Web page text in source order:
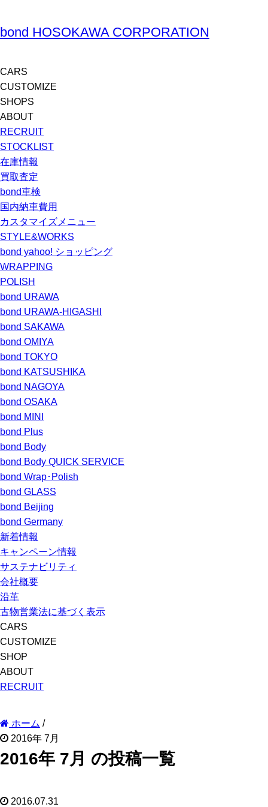
bond HOSOKAWA CORPORATION
CARS
CUSTOMIZE
SHOPS
ABOUT
RECRUIT
STOCKLIST
在庫情報
買取査定
bond車検
国内納車費用
カスタマイズメニュー
STYLE&WORKS
bond yahoo! ショッピング
WRAPPING
POLISH
bond URAWA
bond URAWA-HIGASHI
bond SAKAWA
bond OMIYA
bond TOKYO
bond KATSUSHIKA
bond NAGOYA
bond OSAKA
bond MINI
bond Plus
bond Body
bond Body QUICK SERVICE
bond Wrap･Polish
bond GLASS
bond Beijing
bond Germany
新着情報
キャンペーン情報
サステナビリティ
会社概要
沿革
古物営業法に基づく表示
CARS
CUSTOMIZE
SHOP
ABOUT
RECRUIT
ホーム /
2016年 7月
2016年 7月 の投稿一覧
2016.07.31